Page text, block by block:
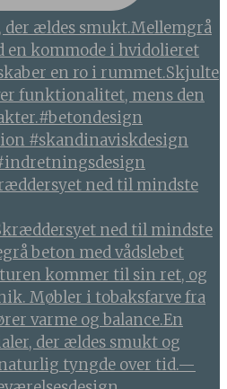
ned til mindste